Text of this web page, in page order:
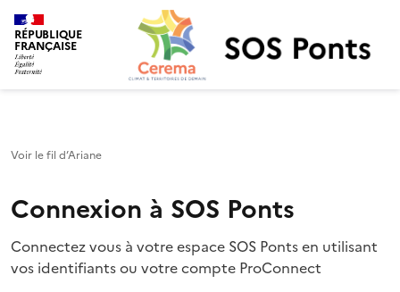
SOS Ponts
RÉPUBLIQUE
FRANÇAISE
Voir le fil d’Ariane
Connexion à SOS Ponts
Connectez vous à votre espace SOS Ponts en utilisant
vos identifiants ou votre compte ProConnect